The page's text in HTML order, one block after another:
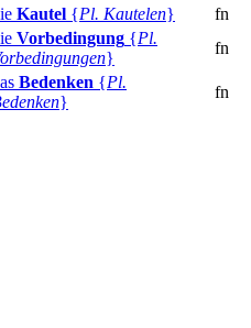
Kautel {Pl. Kautelen}
fn
Vorbedingung {Pl.
}
fn
Bedenken {Pl.
}
fn